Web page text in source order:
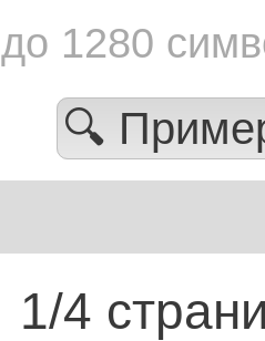
до 1280
🔍
1/4